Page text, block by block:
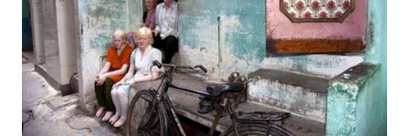
WN
SUKABUMI
WN
PURWAKARTA